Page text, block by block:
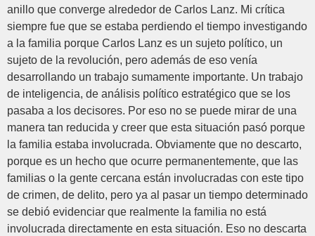
anillo que converge alrededor de Carlos Lanz. Mi crítica
siempre fue que se estaba perdiendo el tiempo investigando
a la familia porque Carlos Lanz es un sujeto político, un
sujeto de la revolución, pero además de eso venía
desarrollando un trabajo sumamente importante. Un trabajo
de inteligencia, de análisis político estratégico que se los
pasaba a los decisores. Por eso no se puede mirar de una
manera tan reducida y creer que esta situación pasó porque
la familia estaba involucrada. Obviamente que no descarto,
porque es un hecho que ocurre permanentemente, que las
familias o la gente cercana están involucradas con este tipo
de crimen, de delito, pero ya al pasar un tiempo determinado
se debió evidenciar que realmente la familia no está
involucrada directamente en esta situación. Eso no descarta